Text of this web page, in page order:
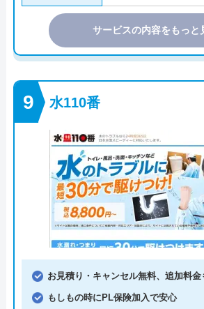
サービスの内容をもっと
水110番
お見積り・キャンセル無料、追加料金
もしもの時にPL保険加入で安心